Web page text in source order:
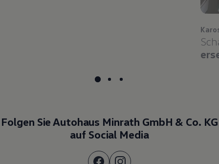
Folgen Sie Autohaus Minrath GmbH & Co. KG
auf Social Media